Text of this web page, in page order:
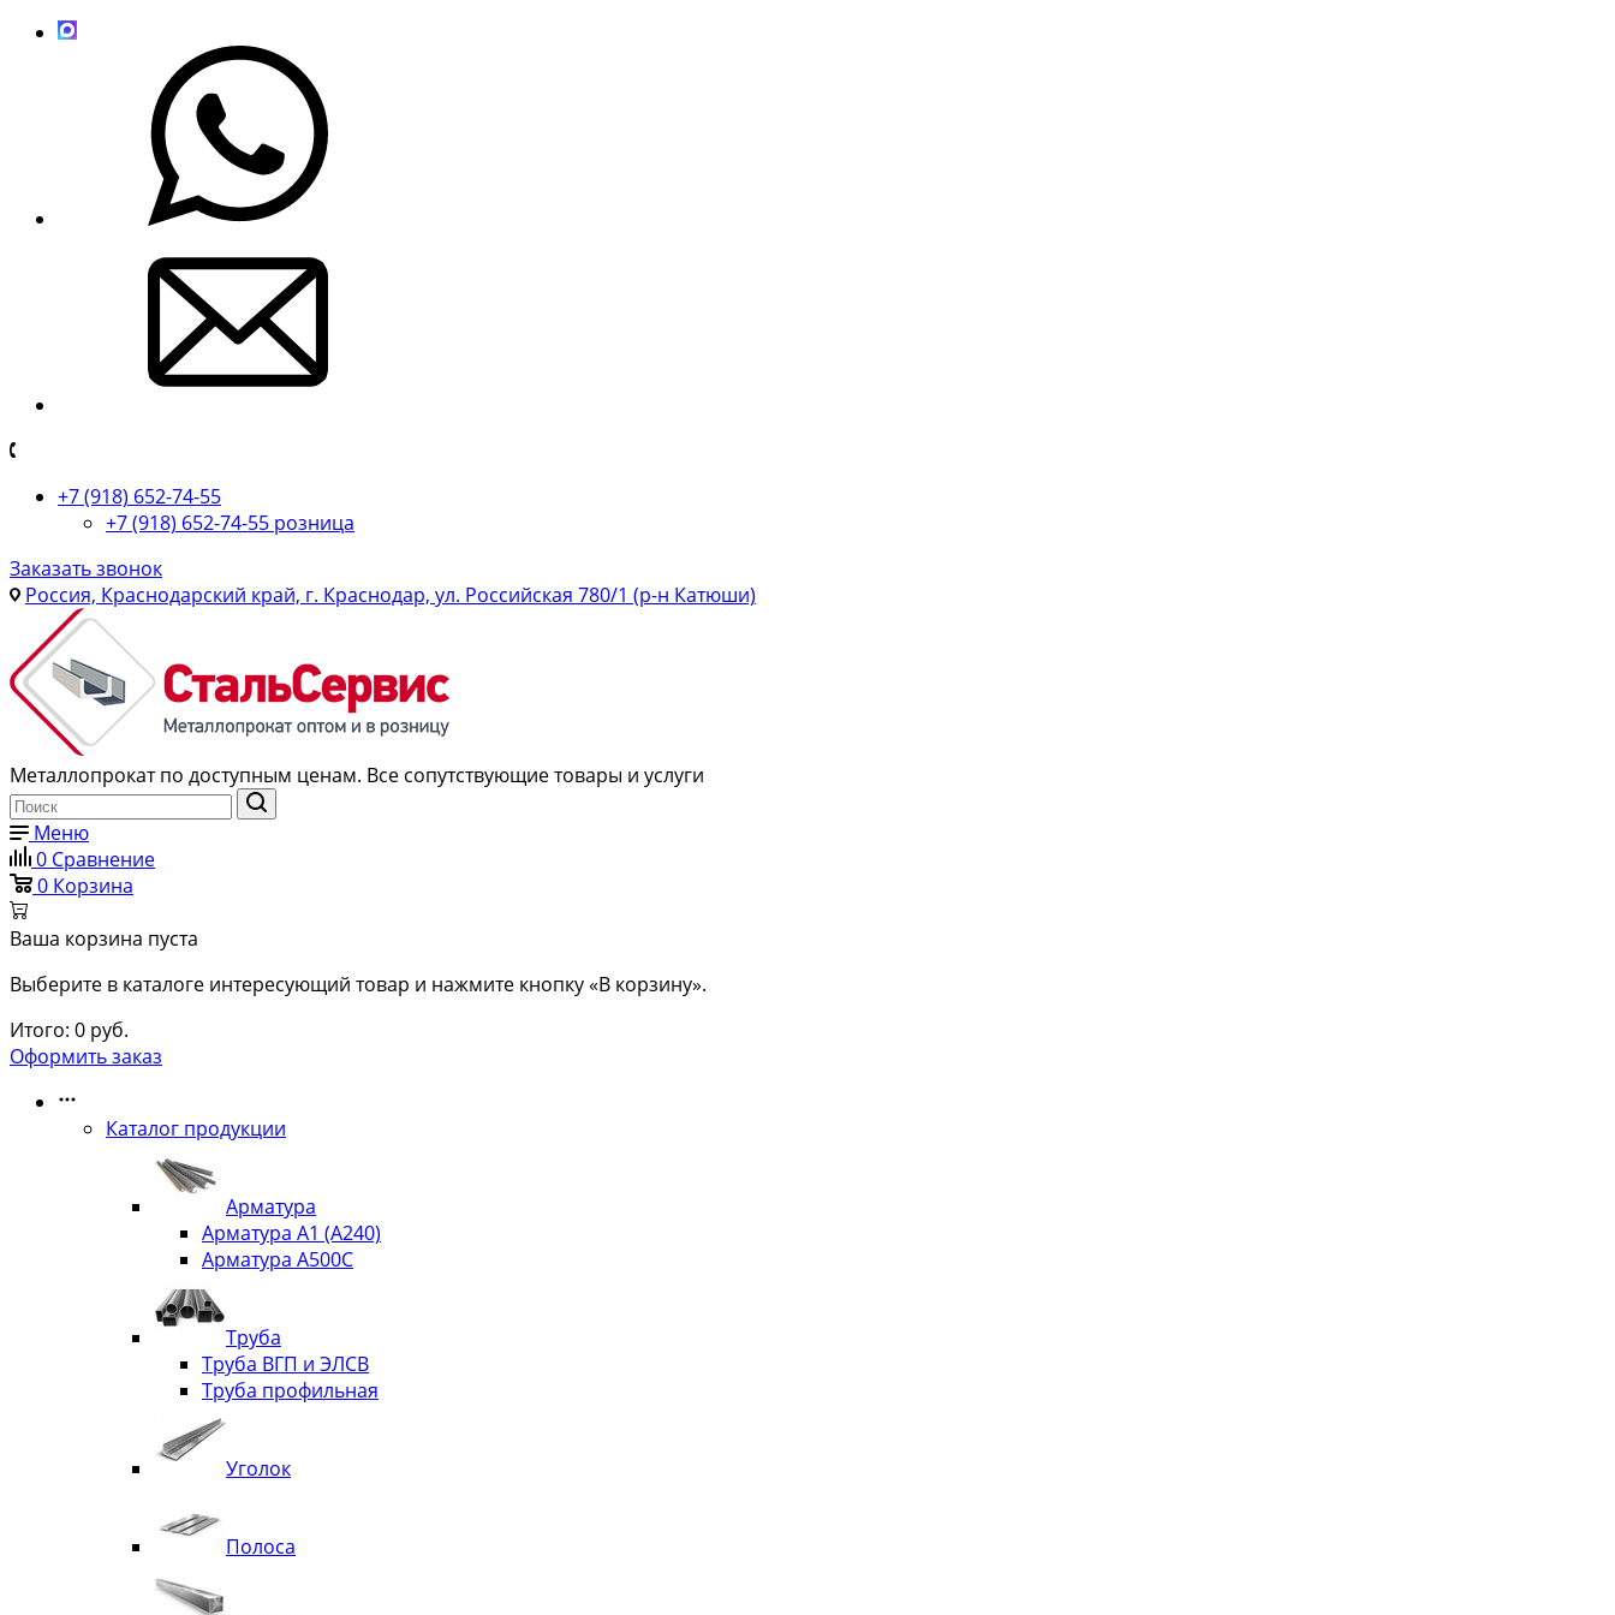
+7 (918) 652-74-55
+7 (918) 652-74-55 розница
Заказать звонок
Россия, Краснодарский край, г. Краснодар, ул. Российская 780/1 (р-н Катюши)
Металлопрокат по доступным ценам. Все сопутствующие товары и услуги
Меню
0 Сравнение
0 Корзина
Ваша корзина пуста
Выберите в каталоге интересующий товар и нажмите кнопку «В корзину».
Итого: 0 руб.
Оформить заказ
Каталог продукции
Арматура
Арматура А1 (А240)
Арматура А500С
Труба
Труба ВГП и ЭЛСВ
Труба профильная
Уголок
Полоса